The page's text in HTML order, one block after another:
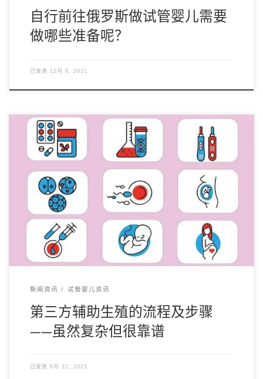
自行前往俄罗斯做试管婴儿需要
做哪些准备呢？
已发表 12月 8, 2021
在美国，进行第三方辅助生殖最方便的区域主要是在西海岸的
加州、内华达州和犹他州，中部的德州，北达科他州 […]
新闻资讯 试管婴儿资讯
第三方辅助生殖的流程及步骤
——虽然复杂但很靠谱
已发表 6月 22, 2021